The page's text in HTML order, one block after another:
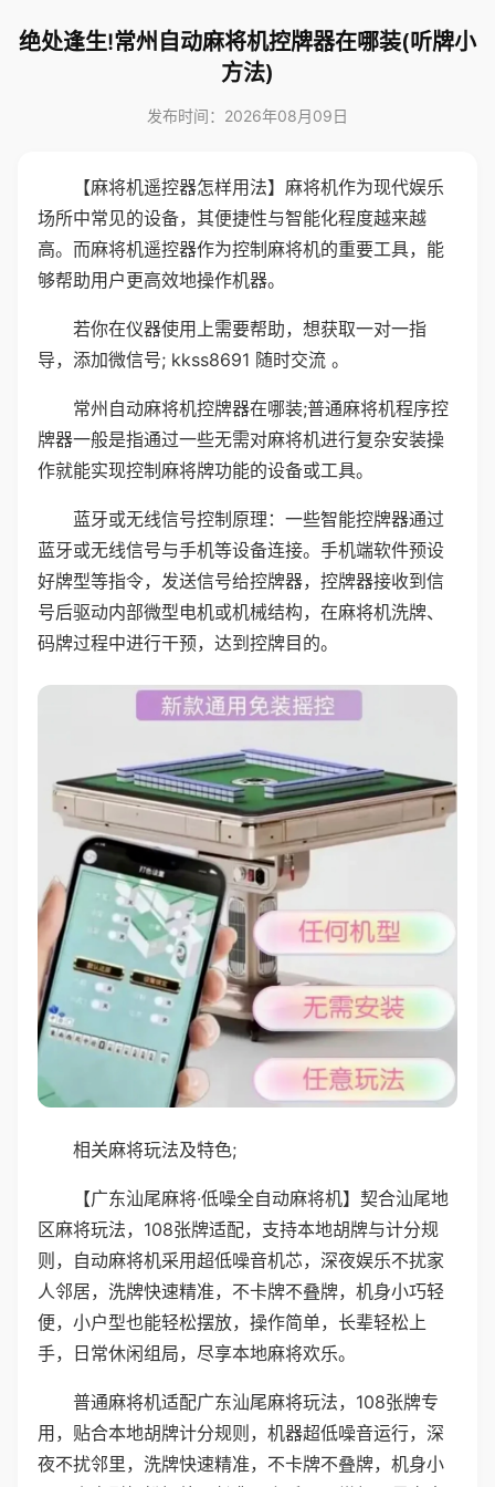
绝处逢生!常州自动麻将机控牌器在哪装(听牌小
方法)
发布时间：2026年08月09日
【麻将机遥控器怎样用法】麻将机作为现代娱乐
场所中常见的设备，其便捷性与智能化程度越来越
高。而麻将机遥控器作为控制麻将机的重要工具，能
够帮助用户更高效地操作机器。
若你在仪器使用上需要帮助，想获取一对一指
导，添加微信号; kkss8691 随时交流 。
常州自动麻将机控牌器在哪装;普通麻将机程序控
牌器一般是指通过一些无需对麻将机进行复杂安装操
作就能实现控制麻将牌功能的设备或工具。
蓝牙或无线信号控制原理：一些智能控牌器通过
蓝牙或无线信号与手机等设备连接。手机端软件预设
好牌型等指令，发送信号给控牌器，控牌器接收到信
号后驱动内部微型电机或机械结构，在麻将机洗牌、
码牌过程中进行干预，达到控牌目的。
相关麻将玩法及特色;
【广东汕尾麻将·低噪全自动麻将机】契合汕尾地
区麻将玩法，108张牌适配，支持本地胡牌与计分规
则，自动麻将机采用超低噪音机芯，深夜娱乐不扰家
人邻居，洗牌快速精准，不卡牌不叠牌，机身小巧轻
便，小户型也能轻松摆放，操作简单，长辈轻松上
手，日常休闲组局，尽享本地麻将欢乐。
普通麻将机适配广东汕尾麻将玩法，108张牌专
用，贴合本地胡牌计分规则，机器超低噪音运行，深
夜不扰邻里，洗牌快速精准，不卡牌不叠牌，机身小